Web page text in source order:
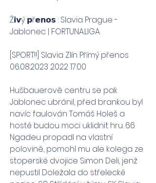
Ž𝗶𝘃ý 𝗽ř𝗲𝗻𝗼𝘀 : Slavia Prague -
Jablonec | FORTUNA:LIGA
[SPORT!!] Slavia Zlín Přímý přenos
06.08.2023 2022 17:00
Hušbauerově centru se pak
Jablonec ubránil, před brankou byl
navíc faulován Tomáš Holeš a
hosté budou moci uklidnit hru. 66
Ngadeu propadl na vlastní
polovině, pomohl mu ale kolega ze
stoperské dvojice Simon Deli, jenž
nepustil Doležala do střelecké